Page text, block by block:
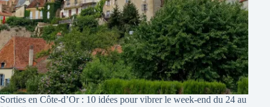
Sorties en Côte-d’Or : 10 idées pour vibrer le week-end du 24 au